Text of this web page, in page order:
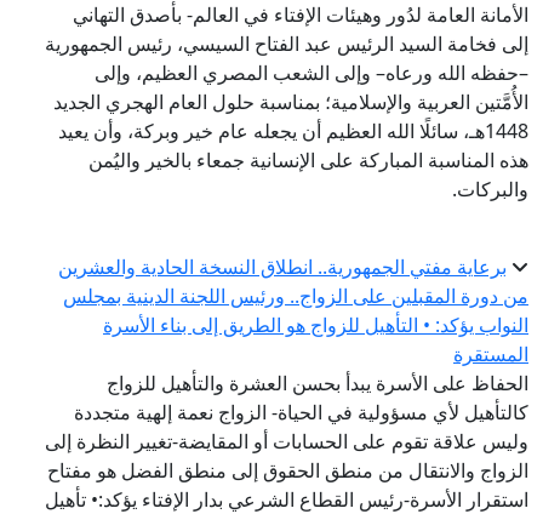
الأمانة العامة لدُور وهيئات الإفتاء في العالم- بأصدق التهاني
إلى فخامة السيد الرئيس عبد الفتاح السيسي، رئيس الجمهورية
–حفظه الله ورعاه– وإلى الشعب المصري العظيم، وإلى
الأُمَّتين العربية والإسلامية؛ بمناسبة حلول العام الهجري الجديد
1448هـ، سائلًا الله العظيم أن يجعله عام خير وبركة، وأن يعيد
هذه المناسبة المباركة على الإنسانية جمعاء بالخير واليُمن
والبركات.
برعاية مفتي الجمهورية.. انطلاق النسخة الحادية والعشرين
من دورة المقبلين على الزواج.. ورئيس اللجنة الدينية بمجلس
النواب يؤكد: • التأهيل للزواج هو الطريق إلى بناء الأسرة
المستقرة
الحفاظ على الأسرة يبدأ بحسن العشرة والتأهيل للزواج
كالتأهيل لأي مسؤولية في الحياة- الزواج نعمة إلهية متجددة
وليس علاقة تقوم على الحسابات أو المقايضة-تغيير النظرة إلى
الزواج والانتقال من منطق الحقوق إلى منطق الفضل هو مفتاح
استقرار الأسرة-رئيس القطاع الشرعي بدار الإفتاء يؤكد:• تأهيل